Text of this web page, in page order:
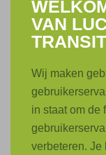
te doen. Door de
de goede
Royal Schiphol
de kans om
actieve rol te
VAN
Wij maken
in staat om de
verbeteren. Je